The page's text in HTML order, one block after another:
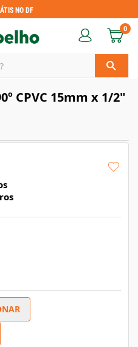
NO DF
0
CPVC 15mm x 1/2"